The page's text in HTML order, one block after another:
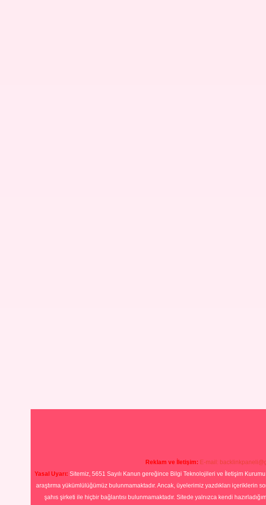
Reklam ve İletişim: E-mail:
Yasal Uyarı: Sitemiz, 5651 Sayılı Kanun gereğince Bilgi Teknolojileri ve İletişim
araştırma yükümlülüğümüz bulunmamaktadır. Ancak, üyelerimiz yazdıkları
şahıs şirketi ile hiçbir bağlantısı bulunmamaktadır. Sitede yalnızca kendi